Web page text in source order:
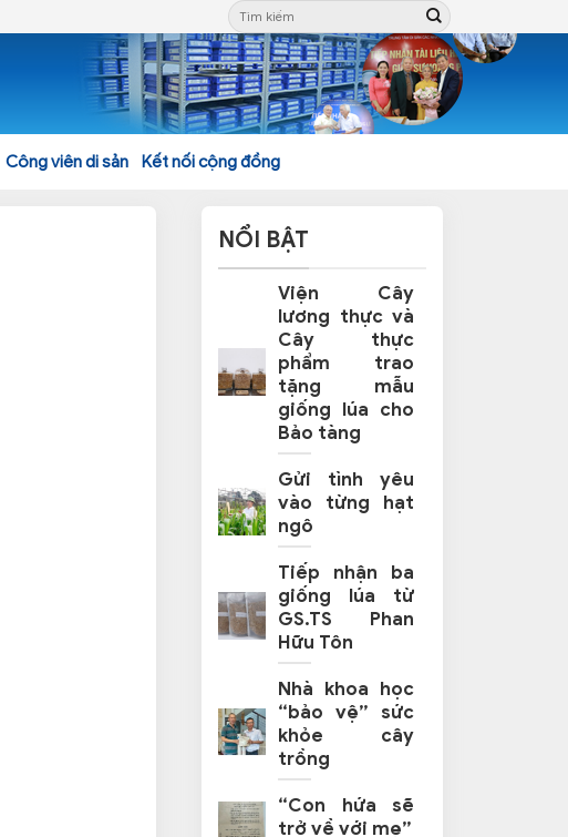
Công viên di sản Kết nối cộng đồng
NỔI BẬT
Viện Cây
lương thực và
Cây thực
phẩm trao
tặng mẫu
giống lúa cho
Bảo tàng
Gửi tình yêu
vào từng hạt
ngô
Tiếp nhận ba
giống lúa từ
GS.TS Phan
Hữu Tôn
Nhà khoa học
“bảo vệ” sức
khỏe cây
trồng
“Con hứa sẽ
trở về với mẹ”